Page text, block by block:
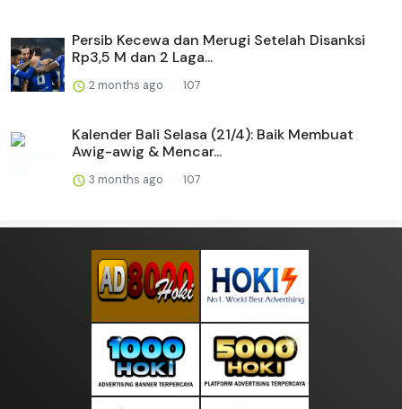
Persib Kecewa dan Merugi Setelah Disanksi
Rp3,5 M dan 2 Laga...
2 months ago 107
Kalender Bali Selasa (21/4): Baik Membuat
Awig-awig & Mencar...
3 months ago 107